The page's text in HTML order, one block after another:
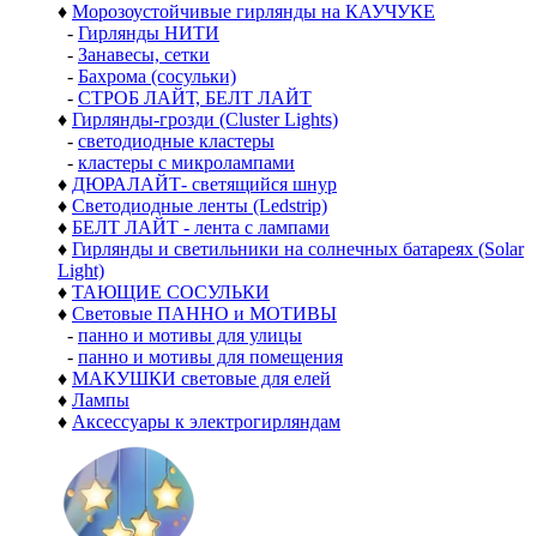
♦ Морозоустойчивые гирлянды на КАУЧУКЕ
- Гирлянды НИТИ
- Занавесы, сетки
- Бахрома (сосульки)
- СТРОБ ЛАЙТ, БЕЛТ ЛАЙТ
♦ Гирлянды-грозди (Cluster Lights)
- светодиодные кластеры
- кластеры с микролампами
♦ ДЮРАЛАЙТ- светящийся шнур
♦ Светодиодные ленты (Ledstrip)
♦ БЕЛТ ЛАЙТ - лента с лампами
♦ Гирлянды и светильники на солнечных батареях (Solar
Light)
♦ ТАЮЩИЕ СОСУЛЬКИ
♦ Световые ПАННО и МОТИВЫ
- панно и мотивы для улицы
- панно и мотивы для помещения
♦ МАКУШКИ световые для елей
♦ Лампы
♦ Аксессуары к электрогирляндам